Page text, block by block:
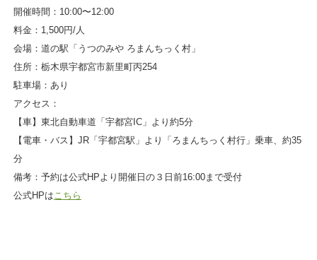
開催時間：10:00〜12:00
料金：1,500円/人
会場：道の駅「うつのみや ろまんちっく村」
住所：栃木県宇都宮市新里町丙254
駐車場：あり
アクセス：
【車】東北自動車道「宇都宮IC」より約5分
【電車・バス】JR「宇都宮駅」より「ろまんちっく村行」乗車、約35
分
備考：予約は公式HPより開催日の３日前16:00まで受付
公式HPはこちら